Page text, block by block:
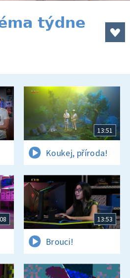
týdne
13:51
Koukej, příroda!
13:53
Brouci!